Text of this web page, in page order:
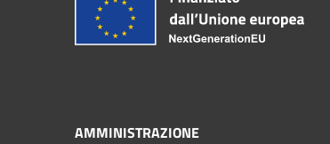
AMMINISTRAZIONE